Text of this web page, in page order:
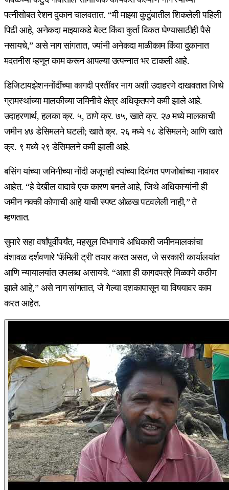
पत्नीसोबत रेशन दुकान चालवतात. “मी माझ्या कुटुंबातील शिकलेली पहिली
पिढी आहे, अनेकदा माझ्याकडे बेल्ट किंवा कुर्ता विकत घेण्यासाठीही पैसे
नसायचे,” असे नाग सांगतात, ज्यांनी अनेकदा माळीकाम किंवा दुकानात
मदतनीस म्हणून काम करून आपल्या उत्पन्नात भर टाकली आहे.
डिजिटायझेशननोंदींच्या कागदी प्रतींवर नाग अशी उदाहरणे दाखवतात जिथे
ग्रामस्थांच्या मालकीच्या जमिनीचे क्षेत्र अधिकृतपणे कमी झाले आहे.
उदाहरणार्थ, हलका क्र. ५, ठाणे क्र. ७५, खाते क्र. २७ मध्ये मालकाची
जमीन ४७ डेसिमलने घटली; खाते क्र. २६ मध्ये १८ डेसिमलने; आणि खाते
क्र. ९ मध्ये २९ डेसिमलने कमी झाली आहे.
बसिंग यांच्या जमिनीच्या नोंदी अजूनही त्यांच्या दिवंगत पणजोबांच्या नावावर
आहेत. “हे देखील वादाचे एक कारण बनले आहे, जिथे अधिकाऱ्यांनी ही
जमीन नक्की कोणाची आहे याची स्पष्ट ओळख पटवलेली नाही,” ते
म्हणतात.
सुमारे सहा वर्षांपूर्वीपर्यंत, महसूल विभागाचे अधिकारी जमीनमालकांचा
वंशावळ दर्शवणारे 'फॅमिली ट्री' तयार करत असत, जे सरकारी कार्यालयांत
आणि न्यायालयांत उपलब्ध असायचे. “आता ही कागदपत्रे मिळवणे कठीण
झाले आहे,” असे नाग सांगतात, जे गेल्या दशकापासून या विषयावर काम
करत आहेत.